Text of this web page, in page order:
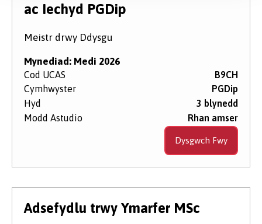
ac Iechyd PGDip
Meistr drwy Ddysgu
Mynediad: Medi 2026
Cod UCAS
B9CH
Cymhwyster
PGDip
Hyd
3 blynedd
Modd Astudio
Rhan amser
Dysgwch Fwy
Adsefydlu trwy Ymarfer MSc